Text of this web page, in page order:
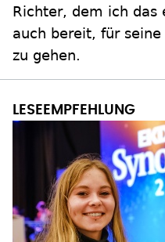
Richter, dem ich das
auch bereit, für
zu gehen.